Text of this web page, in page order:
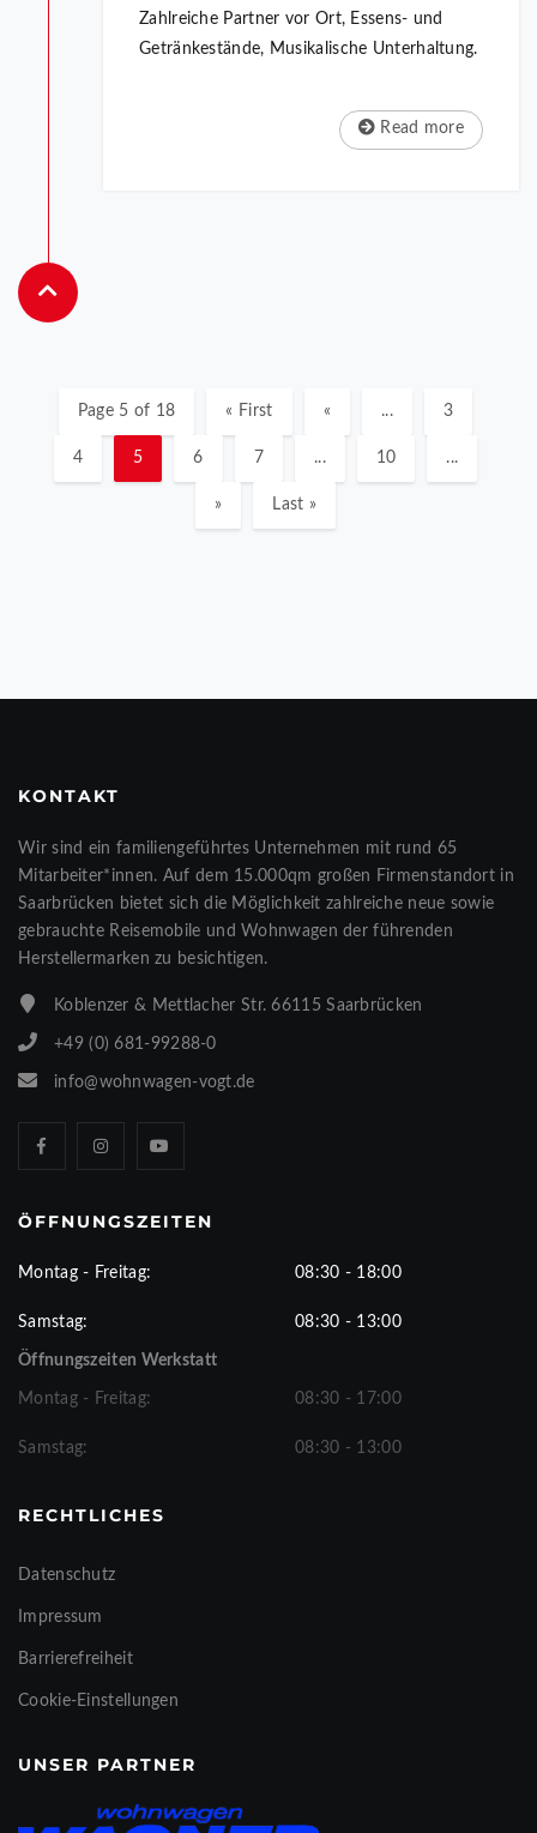
Zahlreiche Partner vor Ort, Essens- und
Getränkestände, Musikalische Unterhaltung.
Read more
Page 5 of 18 « First « ... 3
4 5 6 7 ... 10 ...
» Last »
KONTAKT
Wir sind ein familiengeführtes Unternehmen mit rund 65
Mitarbeiter*innen. Auf dem 15.000qm großen Firmenstandort in
Saarbrücken bietet sich die Möglichkeit zahlreiche neue sowie
gebrauchte Reisemobile und Wohnwagen der führenden
Herstellermarken zu besichtigen.
Koblenzer & Mettlacher Str. 66115 Saarbrücken
+49 (0) 681-99288-0
info@wohnwagen-vogt.de
ÖFFNUNGSZEITEN
Montag - Freitag: 08:30 - 18:00
Samstag: 08:30 - 13:00
Öffnungszeiten Werkstatt
Montag - Freitag: 08:30 - 17:00
Samstag: 08:30 - 13:00
RECHTLICHES
Datenschutz
Impressum
Barrierefreiheit
Cookie-Einstellungen
UNSER PARTNER